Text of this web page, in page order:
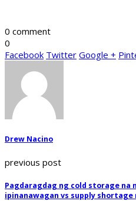
0 comment
0
Facebook Twitter Google +
Drew Nacino
previous post
Pagdaragdag ng cold storage na
ipinanawagan vs supply